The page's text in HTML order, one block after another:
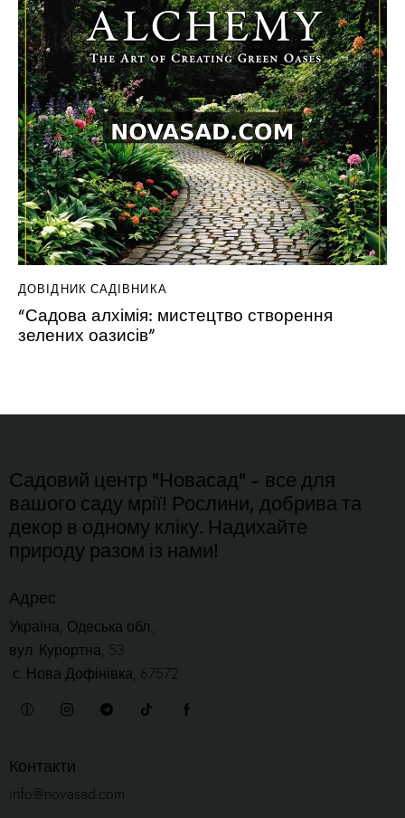
ДОВІДНИК САДІВНИКА
“Садова алхімія: мистецтво створення
зелених оазисів”
Садовий центр "Новасад" - все для
вашого саду мрії! Рослини, добрива та
декор в одному кліку. Надихайте
природу разом із нами!
Адрес
Україна, Одеська обл.,
вул. Курортна, 53
с. Нова Дофінівка, 67572
Контакти
info@novasad.com